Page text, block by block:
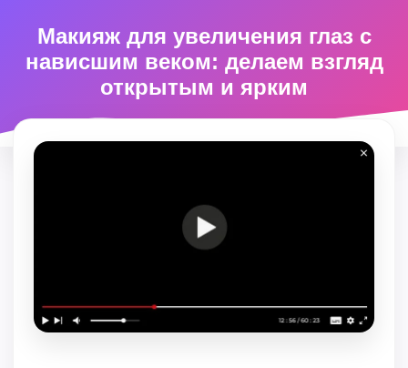
Макияж для увеличения глаз с
нависшим веком: делаем взгляд
открытым и ярким